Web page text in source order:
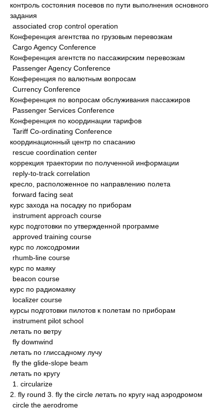
контроль состояния посевов по пути выполнения основного
задания
associated crop control operation
Конференция агентства по грузовым перевозкам
Cargo Agency Conference
Конференция агентств по пассажирским перевозкам
Passenger Agency Conference
Конференция по валютным вопросам
Currency Conference
Конференция по вопросам обслуживания пассажиров
Passenger Services Conference
Конференция по координации тарифов
Tariff Co-ordinating Conference
координационный центр по спасанию
rescue coordination center
коррекция траектории по полученной информации
reply-to-track correlation
кресло, расположенное по направлению полета
forward facing seat
курс захода на посадку по приборам
instrument approach course
курс подготовки по утвержденной программе
approved training course
курс по локсодромии
rhumb-line course
курс по маяку
beacon course
курс по радиомаяку
localizer course
курсы подготовки пилотов к полетам по приборам
instrument pilot school
летать по ветру
fly downwind
летать по глиссадному лучу
fly the glide-slope beam
летать по кругу
1. circularize
2. fly round 3. fly the circle летать по кругу над аэродромом
circle the aerodrome